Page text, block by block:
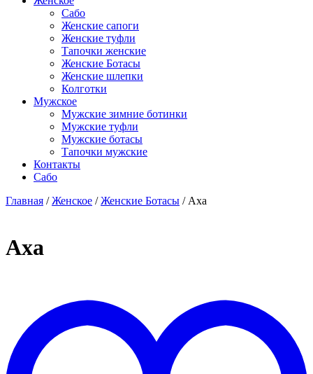
Сабо
Женские сапоги
Женские туфли
Тапочки женские
Женские Ботасы
Женские шлепки
Колготки
Мужское
Мужские зимние ботинки
Мужские туфли
Мужские ботасы
Тапочки мужские
Контакты
Сабо
Главная /Женское /Женские Ботасы / Axa
Axa